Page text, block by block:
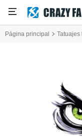
Página principal Tatuajes